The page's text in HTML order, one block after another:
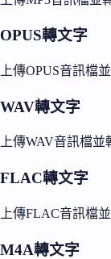
OPUS轉文字
上傳OPUS音訊檔
WAV轉文字
上傳WAV音訊檔並
FLAC轉文字
上傳FLAC音訊檔
M4A轉文字